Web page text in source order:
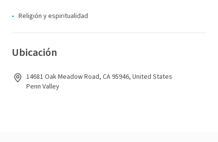
Religión y espiritualidad
Ubicación
14681 Oak Meadow Road, CA 95946, United States
Penn Valley